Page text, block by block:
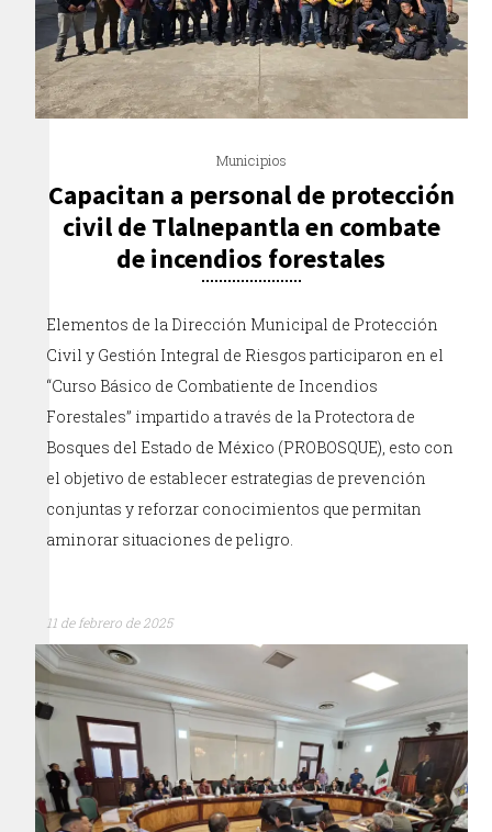
Municipios
Capacitan a personal de protección
civil de Tlalnepantla en combate
de incendios forestales
Elementos de la Dirección Municipal de Protección
Civil y Gestión Integral de Riesgos participaron en el
“Curso Básico de Combatiente de Incendios
Forestales” impartido a través de la Protectora de
Bosques del Estado de México (PROBOSQUE), esto con
el objetivo de establecer estrategias de prevención
conjuntas y reforzar conocimientos que permitan
aminorar situaciones de peligro.
11 de febrero de 2025